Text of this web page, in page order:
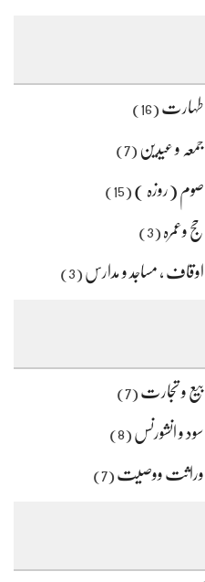
طہارت (16)
جمعہ و عیدین (7)
صوم (روزہ ) (15)
حج وعمرہ (3)
اوقاف ، مساجد و مدارس (3)
بیع و تجارت (7)
سود و انشورنس (8)
وراثت ووصیت (7)